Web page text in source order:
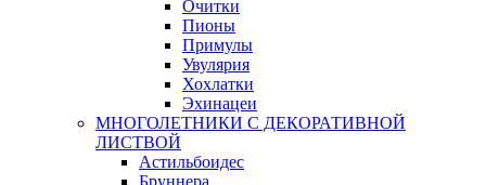
Очитки
Пионы
Примулы
Увулярия
Хохлатки
Эхинацеи
МНОГОЛЕТНИКИ С ДЕКОРАТИВНОЙ
ЛИСТВОЙ
Астильбоидес
Бруннера